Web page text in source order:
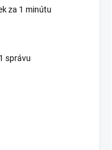
za 1 minútu
správu